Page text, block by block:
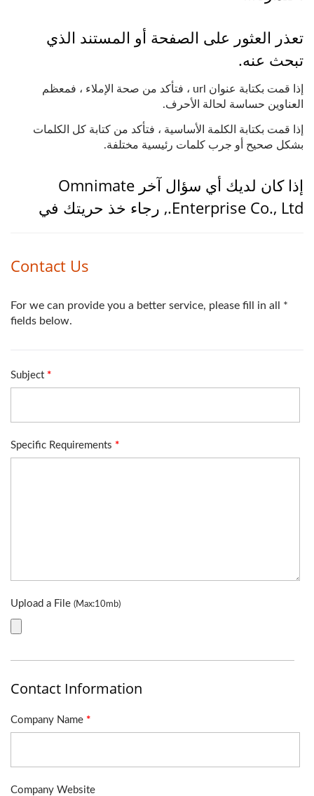
تعذر العثور على الصفحة أو المستند الذي
تبحث عنه.
إذا قمت بكتابة عنوان url ، فتأكد من صحة الإملاء ، فمعظم
العناوين حساسة لحالة الأحرف.
إذا قمت بكتابة الكلمة الأساسية ، فتأكد من كتابة كل الكلمات
بشكل صحيح أو جرب كلمات رئيسية مختلفة.
إذا كان لديك أي سؤال آخر Omnimate
Enterprise Co., Ltd., رجاء خذ حريتك في